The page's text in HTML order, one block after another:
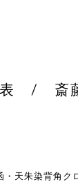
表 /
天朱染背角